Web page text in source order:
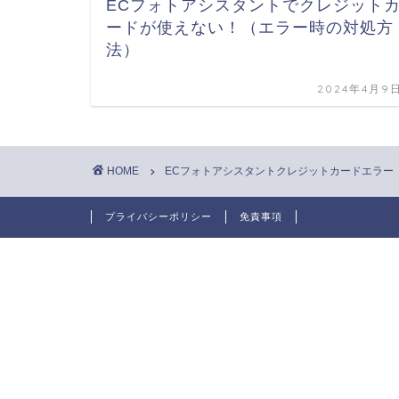
ECフォトアシスタントでクレジット
ードが使えない！（エラー時の対処方
法）
2024年4月9
HOME ECフォトアシスタントクレジットカードエラー
プライバシーポリシー 免責事項